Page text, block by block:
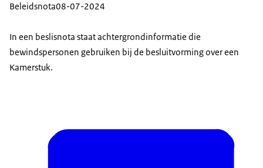
Beleidsnota08-07-2024
In een beslisnota staat achtergrondinformatie die
bewindspersonen gebruiken bij de besluitvorming over een
Kamerstuk.